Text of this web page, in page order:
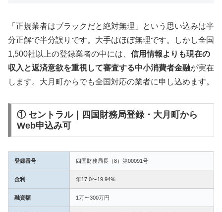
「正規業者はブラックだと絶対無理」という思い込みは半
分正解で半分誤りです。大手はほぼ無理です。しかし全国
1,500社以上の登録業者の中には、 信用情報よりも現在の
収入と返済意欲を重視して審査する中小消費者金融が実在
します。大月町からでも全国対応の業者に申し込めます。
① セントラル｜四国財務局登録・大月町から
Web申込み可
登録番号 四国財務局長（8）第00091号
金利 年17.0〜19.94%
融資額 1万〜300万円